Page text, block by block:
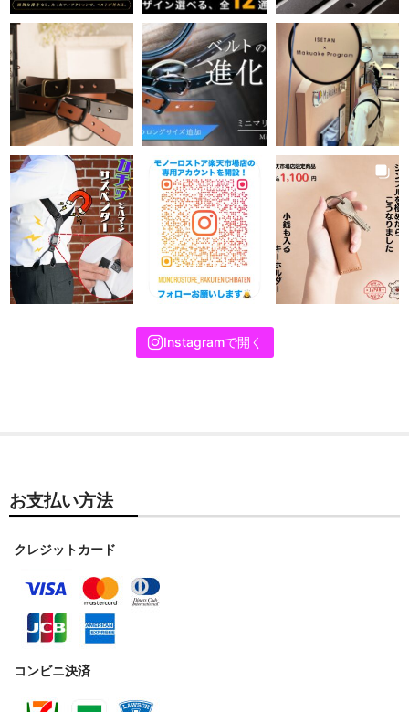
Instagramで開く
お支払い方法
クレジットカード
コンビニ決済